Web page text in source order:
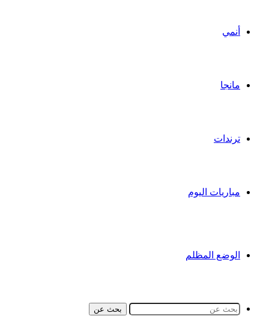
أنمي
مانجا
ترندات
مباريات اليوم
الوضع المظلم
بحث عن